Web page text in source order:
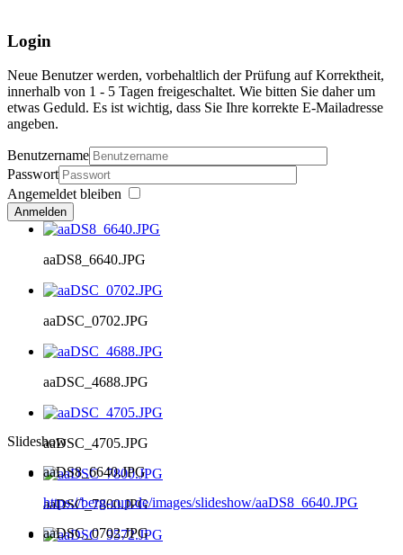
Login
Neue Benutzer werden, vorbehaltlich der Prüfung auf Korrektheit,
innerhalb von 1 - 5 Tagen freigeschaltet. Wie bitten Sie daher um
etwas Geduld. Es ist wichtig, dass Sie Ihre korrekte E-Mailadresse
angeben.
Benutzername
Passwort
Angemeldet bleiben
Anmelden
aaDS8_6640.JPG
aaDSC_0702.JPG
aaDSC_4688.JPG
aaDSC_4705.JPG
aaDSC_7800.JPG
Slideshow
aaDS8_6640.JPG
https://berg-cup.de/images/slideshow/aaDS8_6640.JPG
aaDSC_0702.JPG